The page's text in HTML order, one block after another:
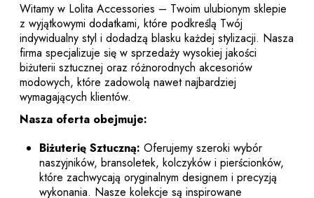
Witamy w Lolita Accessories – Twoim ulubionym sklepie
z wyjątkowymi dodatkami, które podkreślą Twój
indywidualny styl i dodadzą blasku każdej stylizacji. Nasza
firma specjalizuje się w sprzedaży wysokiej jakości
biżuterii sztucznej oraz różnorodnych akcesoriów
modowych, które zadowolą nawet najbardziej
wymagających klientów.
Nasza oferta obejmuje:
Biżuterię Sztuczną: Oferujemy szeroki wybór
naszyjników, bransoletek, kolczyków i pierścionków,
które zachwycają oryginalnym designem i precyzją
wykonania. Nasze kolekcje są inspirowane